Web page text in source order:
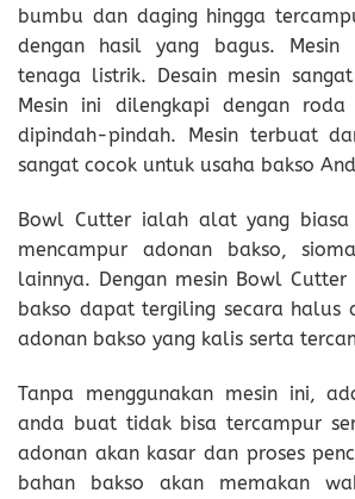
bumbu dan daging hingga
dengan hasil yang bagus. Mesin
tenaga listrik. Desain mesin
Mesin ini dilengkapi dengan roda
dipindah-pindah. Mesin terbuat
sangat cocok untuk usaha bakso
Bowl Cutter ialah alat yang biasa
mencampur adonan bakso,
lainnya. Dengan mesin Bowl
bakso dapat tergiling secara halus
adonan bakso yang kalis serta
Tanpa menggunakan mesin ini,
anda buat tidak bisa tercampur
adonan akan kasar dan proses
bahan bakso akan memakan